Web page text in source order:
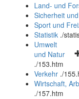
und
schließen
Land- und
Sicherheit
Sport und
Statistik ./
Umwelt
und Natur
./153.htm
Verkehr ./
Wirtschaft,
./157.htm